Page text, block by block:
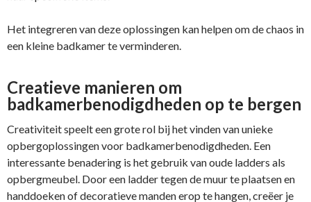
Het integreren van deze oplossingen kan helpen om de chaos in
een kleine badkamer te verminderen.
Creatieve manieren om
badkamerbenodigdheden op te bergen
Creativiteit speelt een grote rol bij het vinden van unieke
opbergoplossingen voor badkamerbenodigdheden. Een
interessante benadering is het gebruik van oude ladders als
opbergmeubel. Door een ladder tegen de muur te plaatsen en
handdoeken of decoratieve manden erop te hangen, creëer je